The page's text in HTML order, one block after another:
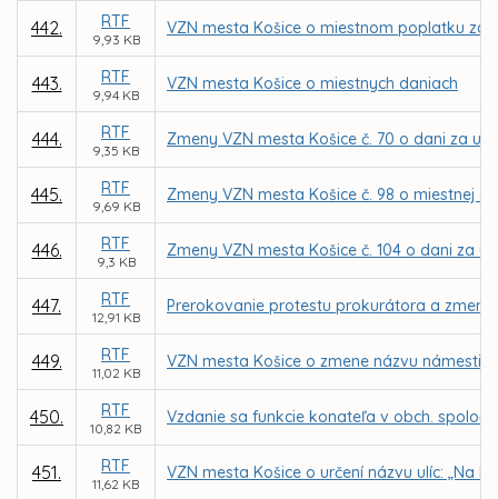
442. RTF
9,93 KB
VZN mesta Košice o miestnom poplatku
443. RTF
9,94 KB
VZN mesta Košice o miestnych daniach
444. RTF
9,35 KB
Zmeny VZN mesta Košice č. 70 o dani za
445. RTF
9,69 KB
Zmeny VZN mesta Košice č. 98 o miestnej
446. RTF
9,3 KB
Zmeny VZN mesta Košice č. 104 o dani za
447. RTF
12,91 KB
Prerokovanie protestu prokurátora a
449. RTF
11,02 KB
VZN mesta Košice o zmene názvu námestia
450. RTF
10,82 KB
Vzdanie sa funkcie konateľa v obch.
451. RTF
11,62 KB
VZN mesta Košice o určení názvu ulíc: „Na